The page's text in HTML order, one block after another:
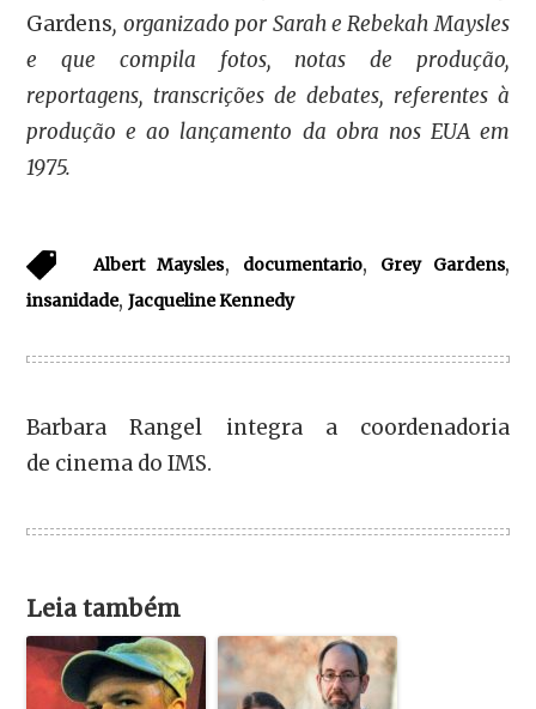
Gardens, organizado por Sarah e Rebekah Maysles
e que compila fotos, notas de produção,
reportagens, transcrições de debates, referentes à
produção e ao lançamento da obra nos EUA em
1975.
Albert Maysles, documentario, Grey Gardens,
insanidade,Jacqueline Kennedy
Barbara Rangel integra a coordenadoria
de cinema do IMS.
Leia também